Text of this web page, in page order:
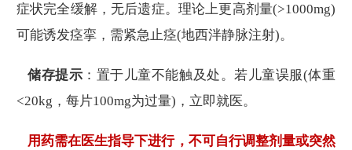
症状完全缓解，无后遗症。理论上更高剂量(>1000mg)
可能诱发痉挛，需紧急止痉(地西泮静脉注射)。
储存提示 ：置于儿童不能触及处。若儿童误服(体重
<20kg，每片100mg为过量)，立即就医。
用药需在医生指导下进行，不可自行调整剂量或突然